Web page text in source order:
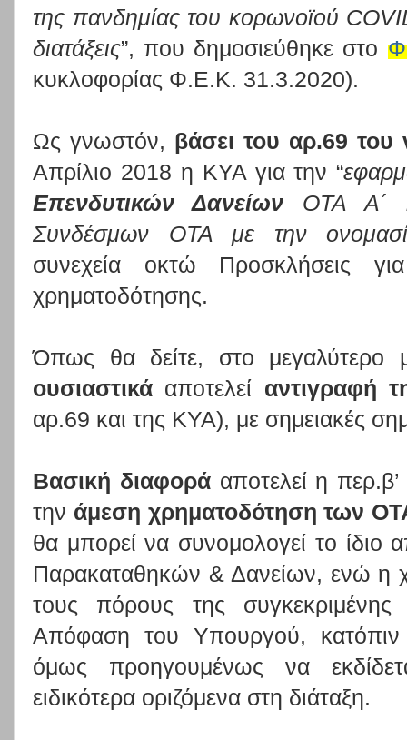
της πανδημίας του κορωνοϊού
διατάξεις”, που δημοσιεύθηκε στο
κυκλοφορίας Φ.Ε.Κ. 31.3.2020).
Ως γνωστόν, βάσει του αρ.69 του
Απρίλιο 2018 η ΚΥΑ για την “
Επενδυτικών Δανείων OTA Α΄
Συνδέσμων OTA με την
συνεχεία οκτώ Προσκλήσεις
χρηματοδότησης.
Όπως θα δείτε, στο μεγαλύτερο
ουσιαστικά αποτελεί αντιγραφή
αρ.69 και της ΚΥΑ), με σημειακές
Βασική διαφοράαποτελεί η
την άμεση χρηματοδότηση των
θα μπορεί να συνομολογεί το ίδιο
Παρακαταθηκών & Δανείων, ενώ η
τους πόρους της
Απόφαση του Υπουργού,
όμως προηγουμένως να
ειδικότερα οριζόμενα στη διάταξη.